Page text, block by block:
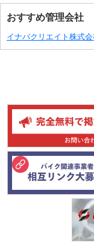
おすすめ管理会社
イナバクリエイト株式会